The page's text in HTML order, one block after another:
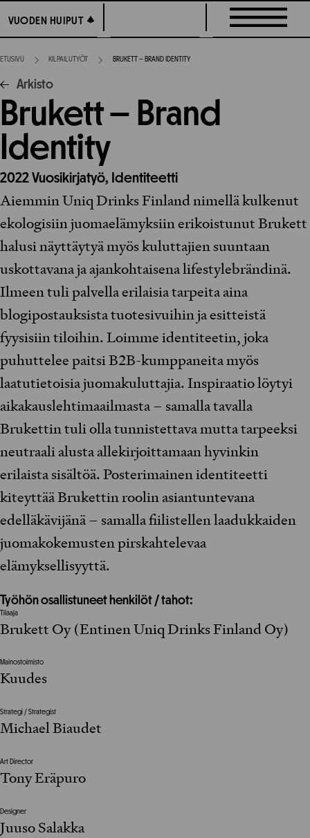
suoraan
sisältöön
VUODEN HUIPUT
VUODEN HUIPUT
ETUSIVU KILPAILUTYÖT BRUKETT – BRAND IDENTITY
Arkisto
Brukett – Brand
Identity
2022Vuosikirjatyö, Identiteetti
Aiemmin Uniq Drinks Finland nimellä kulkenut
ekologisiin juomaelämyksiin erikoistunut Brukett
halusi näyttäytyä myös kuluttajien suuntaan
uskottavana ja ajankohtaisena lifestylebrändinä.
Ilmeen tuli palvella erilaisia tarpeita aina
blogipostauksista tuotesivuihin ja esitteistä
fyysisiin tiloihin. Loimme identiteetin, joka
puhuttelee paitsi B2B-kumppaneita myös
laatutietoisia juomakuluttajia. Inspiraatio löytyi
aikakauslehtimaailmasta – samalla tavalla
Brukettin tuli olla tunnistettava mutta tarpeeksi
neutraali alusta allekirjoittamaan hyvinkin
erilaista sisältöä. Posterimainen identiteetti
kiteyttää Brukettin roolin asiantuntevana
edelläkävijänä – samalla fiilistellen laadukkaiden
juomakokemusten pirskahtelevaa
elämyksellisyyttä.
Työhön osallistuneet henkilöt / tahot:
Tilaaja
Brukett Oy (Entinen Uniq Drinks Finland Oy)
Mainostoimisto
Kuudes
Strategi / Strategist
Michael Biaudet
Art Director
Tony Eräpuro
Designer
Juuso Salakka